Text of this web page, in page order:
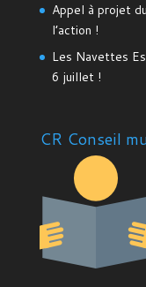
Appel à projet
l’action !
Les Navettes
6 juillet !
CR Conseil